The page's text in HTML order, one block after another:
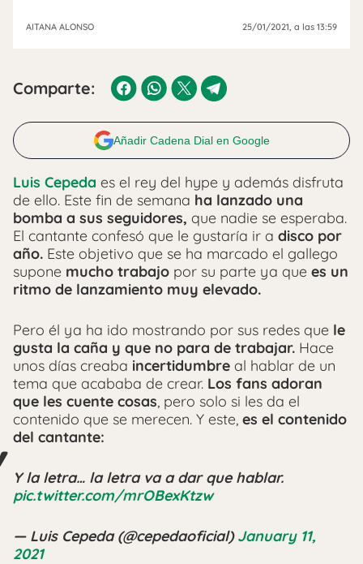
AITANA ALONSO 25/01/2021 , a las 13:59
Comparte:
Añadir Cadena Dial en Google
Luis Cepeda es el rey del hype y además disfruta
de ello. Este fin de semana ha lanzado una
bomba a sus seguidores, que nadie se esperaba.
El cantante confesó que le gustaría ir a disco por
año. Este objetivo que se ha marcado el gallego
supone mucho trabajo por su parte ya que es un
ritmo de lanzamiento muy elevado.
Pero él ya ha ido mostrando por sus redes que le
gusta la caña y que no para de trabajar. Hace
unos días creaba incertidumbre al hablar de un
tema que acababa de crear. Los fans adoran
que les cuente cosas, pero solo si les da el
contenido que se merecen. Y este, es el contenido
del cantante:
Y la letra… la letra va a dar que hablar.
pic.twitter.com/mrOBexKtzw
— Luis Cepeda (@cepedaoficial)January 11,
2021